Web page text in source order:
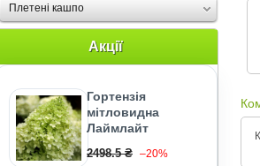
Плетені кашпо
Акції
Гортензія
мітловидна
Лаймлайт
2498.5 ₴ –20%